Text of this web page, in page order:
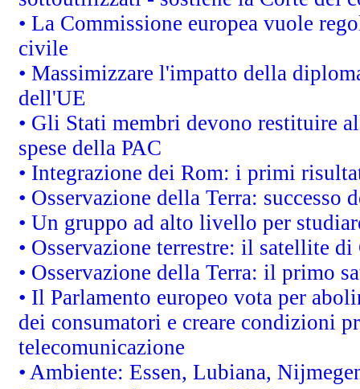
• La Commissione europea vuole
civile
• Massimizzare l'impatto della
dell'UE
• Gli Stati membri devono restituire
spese della PAC
• Integrazione dei Rom: i primi
• Osservazione della Terra:
• Un gruppo ad alto livello per
• Osservazione terrestre: il satellite
• Osservazione della Terra: il primo
• Il Parlamento europeo vota per
dei consumatori e creare condizioni
telecomunicazione
• Ambiente: Essen, Lubiana,